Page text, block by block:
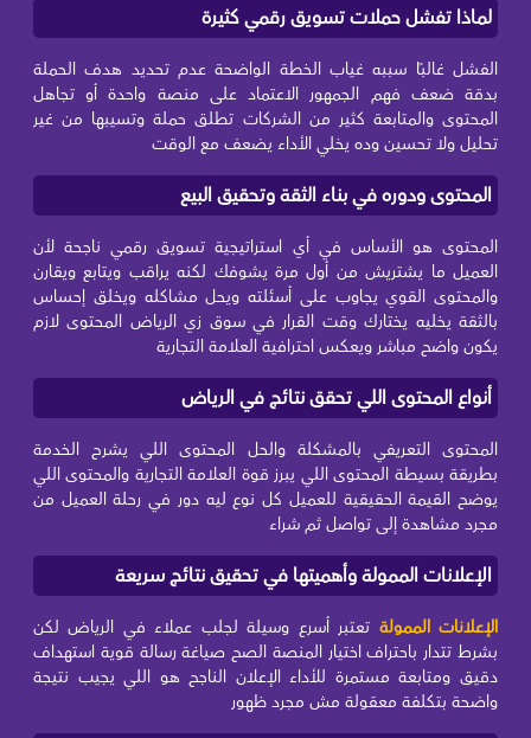
لماذا تفشل حملات تسويق رقمي كثيرة
الفشل غالبًا سببه غياب الخطة الواضحة عدم تحديد هدف الحملة
بدقة ضعف فهم الجمهور الاعتماد على منصة واحدة أو تجاهل
المحتوى والمتابعة كثير من الشركات تطلق حملة وتسيبها من غير
تحليل ولا تحسين وده يخلي الأداء يضعف مع الوقت
المحتوى ودوره في بناء الثقة وتحقيق البيع
المحتوى هو الأساس في أي استراتيجية تسويق رقمي ناجحة لأن
العميل ما يشتريش من أول مرة يشوفك لكنه يراقب ويتابع ويقارن
والمحتوى القوي يجاوب على أسئلته ويحل مشاكله ويخلق إحساس
بالثقة يخليه يختارك وقت القرار في سوق زي الرياض المحتوى لازم
يكون واضح مباشر ويعكس احترافية العلامة التجارية
أنواع المحتوى اللي تحقق نتائج في الرياض
المحتوى التعريفي بالمشكلة والحل المحتوى اللي يشرح الخدمة
بطريقة بسيطة المحتوى اللي يبرز قوة العلامة التجارية والمحتوى اللي
يوضح القيمة الحقيقية للعميل كل نوع ليه دور في رحلة العميل من
مجرد مشاهدة إلى تواصل ثم شراء
الإعلانات الممولة وأهميتها في تحقيق نتائج سريعة
الإعلانات الممولة تعتبر أسرع وسيلة لجلب عملاء في الرياض لكن
بشرط تتدار باحتراف اختيار المنصة الصح صياغة رسالة قوية استهداف
دقيق ومتابعة مستمرة للأداء الإعلان الناجح هو اللي يجيب نتيجة
واضحة بتكلفة معقولة مش مجرد ظهور